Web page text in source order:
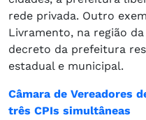
rede privada. Outro
Livramento, na região
decreto da prefeitura
estadual e municipal.
Câmara de Vereadores
três CPIs simultâneas